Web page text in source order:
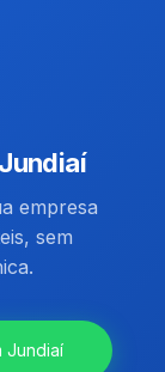
empresa
sem
Jundiaí